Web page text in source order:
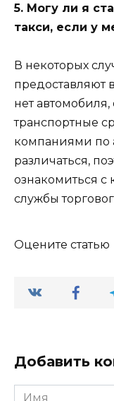
5. Могу ли я
такси, если у
В некоторых
предоставляют
нет
транспортные
компаниями по
различаться,
ознакомиться
службы
Оцените статью
Добавить
Имя